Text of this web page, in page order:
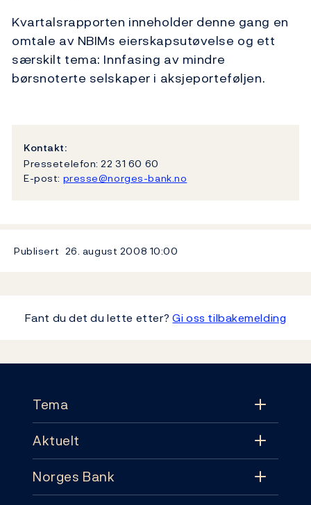
Kvartalsrapporten inneholder denne gang en
omtale av NBIMs eierskapsutøvelse og ett
særskilt tema: Innfasing av mindre
børsnoterte selskaper i aksjeporteføljen.
Kontakt:
Pressetelefon: 22 31 60 60
E-post: presse@norges-bank.no
Publisert 26. august 2008 10:00
Fant du det du lette etter?Gi oss tilbakemelding
Tema
Tema
Pengepolitikk
Aktuelt
Aktuelt
Norges Bank